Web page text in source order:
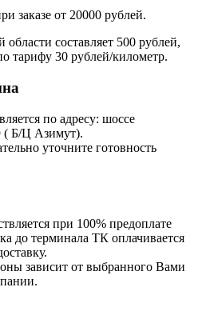
от 20000 рублей.
составляет 500 рублей,
тарифу 30 рублей/километр.
по адресу: шоссе
( Б/Ц Азимут).
уточните готовность
при 100% предоплате
до терминала ТК оплачивается
зависит от выбранного Вами